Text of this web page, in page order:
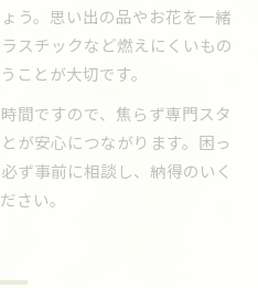
う。思い出の品やお花を一緒
スチックなど燃えにくいもの
ことが大切です。
間ですので、焦らず専門スタ
が安心につながります。困っ
ず事前に相談し、納得のいく
さい。